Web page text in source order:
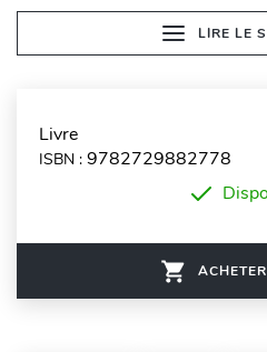
LIRE LE
Livre
ISBN : 9782729882778